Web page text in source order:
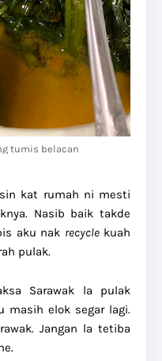
tumis belacan
kat rumah ni mesti
Nasib baik takde
aku nak recyclekuah
pulak.
Sarawak la pulak
masih elok segar lagi.
Jangan la tetiba